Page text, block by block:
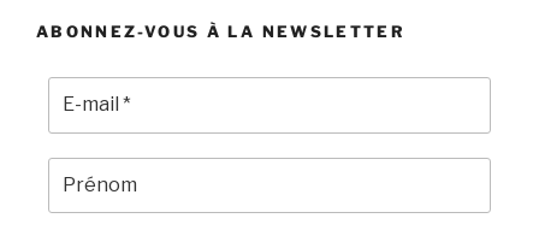
ABONNEZ-VOUS À LA NEWSLETTER